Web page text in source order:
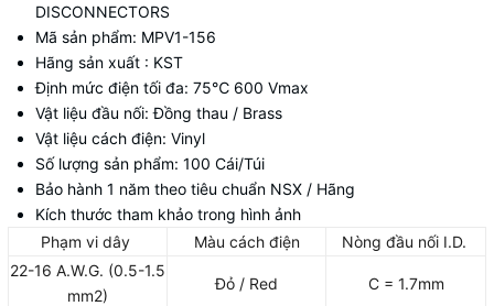
DISCONNECTORS
Mã sản phẩm: MPV1-156
Hãng sản xuất : KST
Định mức điện tối đa: 75℃ 600 Vmax
Vật liệu đầu nối: Đồng thau / Brass
Vật liệu cách điện: Vinyl
Số lượng sản phẩm: 100 Cái/Túi
Bảo hành 1 năm theo tiêu chuẩn NSX / Hãng
Kích thước tham khảo trong hình ảnh
Phạm vi dây
Màu cách điện
Nòng đầu nối I.D.
22-16 A.W.G. (0.5-1.5
mm2)
Đỏ / Red C = 1.7mm